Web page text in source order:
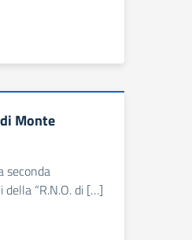
Monte
seconda
“R.N.O. di […]